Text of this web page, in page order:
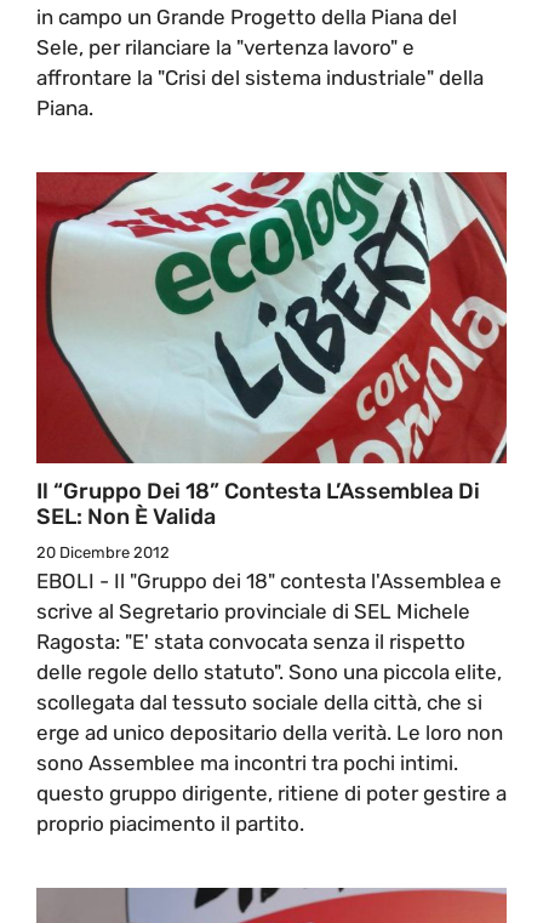
in campo un Grande Progetto della Piana del
Sele, per rilanciare la "vertenza lavoro" e
affrontare la "Crisi del sistema industriale" della
Piana.
Il “Gruppo Dei 18” Contesta L’Assemblea Di
SEL: Non È Valida
20 Dicembre 2012
EBOLI - Il "Gruppo dei 18" contesta l'Assemblea e
scrive al Segretario provinciale di SEL Michele
Ragosta: "E' stata convocata senza il rispetto
delle regole dello statuto". Sono una piccola elite,
scollegata dal tessuto sociale della città, che si
erge ad unico depositario della verità. Le loro non
sono Assemblee ma incontri tra pochi intimi.
questo gruppo dirigente, ritiene di poter gestire a
proprio piacimento il partito.